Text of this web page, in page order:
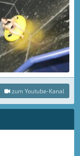
zum Youtube-Kanal